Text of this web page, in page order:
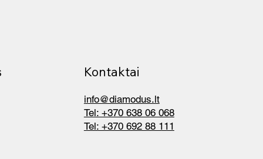
Kontaktai
info@diamodus.lt
Tel: +370 638 06 068
Tel: +370 692 88 111